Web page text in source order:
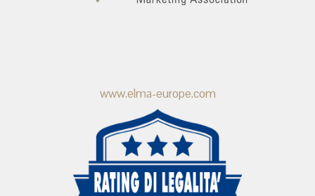
www.elma-europe.com